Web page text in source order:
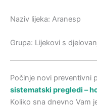
Naziv lijeka: Aranesp
Grupa: Lijekovi s
Počinje novi preventivni
sistematski pregledi –
Koliko sna dnevno Vam